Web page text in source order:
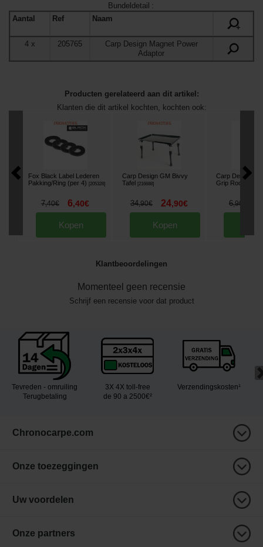
Bundeldetail :
Aantal
Ref
Naam
+
4x 205765
Carp Design Magnet Power
Adaptor
Producten gerelateerd aan dit artikel:
Klanten die dit artikel kochten, kochten ook:
Fox Black Label Lederen
Pakking/Ring (per 4)
[205328]
7,40€ 6,40€
Kopen
Carp Design GM Bivvy
Tafel
[216688]
34,90€ 24,90€
Kopen
Carp Design
Grip Rod Rest
6,90
Klantbeoordelingen
Momenteel geen recensie
Schrijf een recensie voor dat product
Tevreden - omruiling
Terugbetaling
3X 4X toll-free
de 90 a 2500€²
Verzendingskosten¹
Chronocarpe.com
Onze toezeggingen
Uw voordelen
Onze partners